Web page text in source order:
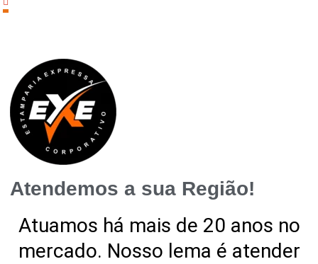
Atendemos a sua Região!
Atuamos há mais de 20 anos no
mercado. Nosso lema é atender